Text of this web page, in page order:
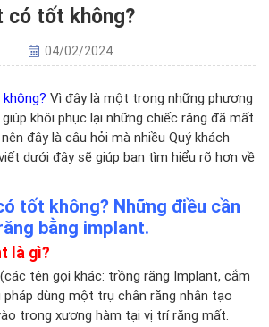
có tốt không?
04/02/2024
Vì đây là một trong những phương
khôi phục lại những chiếc răng đã mất
đây là câu hỏi mà nhiều Quý khách
dưới đây sẽ giúp bạn tìm hiểu rõ hơn về
tốt không? Những điều cần
bằng implant.
là gì?
(các tên gọi khác: trồng răng Implant, cắm
dùng một trụ chân răng nhân tạo
trong xương hàm tại vị trí răng mất.